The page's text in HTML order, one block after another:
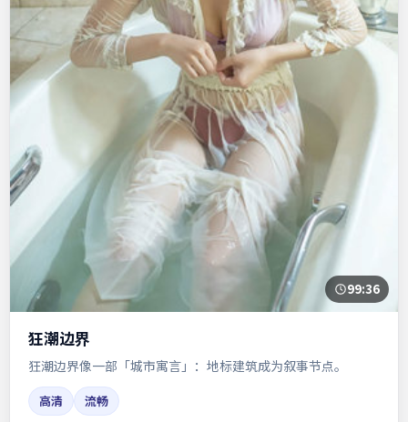
99:36
狂潮边界
狂潮边界像一部「城市寓言」：地标建筑成为叙事节点。
高清
流畅